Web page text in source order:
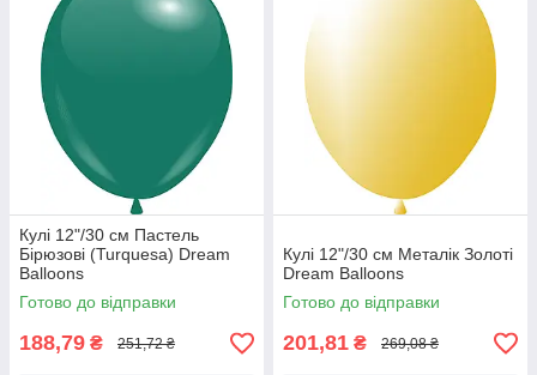
Кулі 12"/30 см Пастель
Бірюзові (Turquesa) Dream
Balloons
Готово до відправки
188,79 ₴ 251,72 ₴
Кулі 12"/30 см Металік Золоті
Dream Balloons
Готово до відправки
201,81 ₴ 269,08 ₴